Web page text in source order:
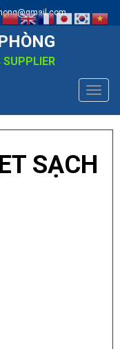
SUPPLIER
SẠCH